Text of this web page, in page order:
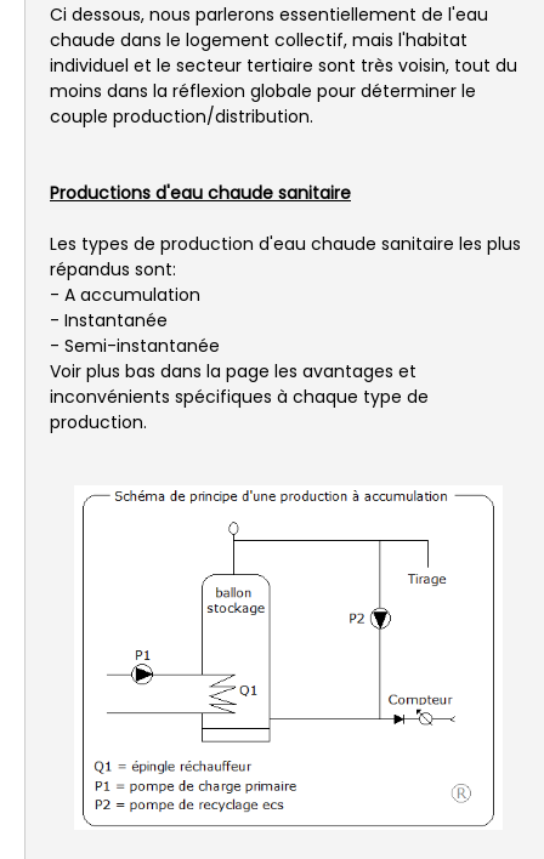
Ci dessous, nous parlerons essentiellement de l'eau
chaude dans le logement collectif, mais l'habitat
individuel et le secteur tertiaire sont très voisin, tout du
moins dans la réflexion globale pour déterminer le
couple production/distribution.
Productions d'eau chaude sanitaire
Les types de production d'eau chaude sanitaire les plus
répandus sont:
- A accumulation
- Instantanée
- Semi-instantanée
Voir plus bas dans la page les avantages et
inconvénients spécifiques à chaque type de
production.